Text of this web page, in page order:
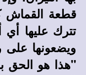
قطعة القماش
تترك عليها أي
ويضعونها على
"هذا هو الحق